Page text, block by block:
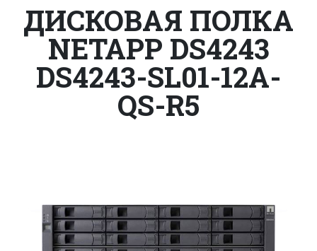
ДИСКОВАЯ ПОЛКА
NETAPP DS4243
DS4243-SL01-12A-
QS-R5